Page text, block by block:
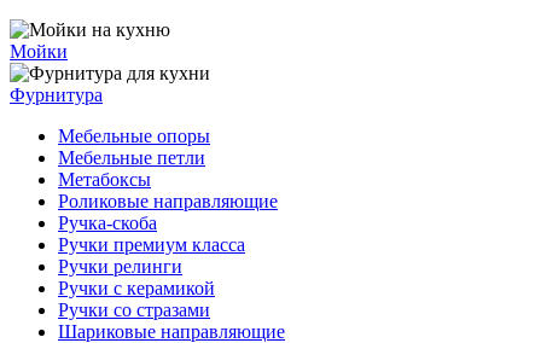
Мойки
Фурнитура
Мебельные опоры
Мебельные петли
Метабоксы
Роликовые направляющие
Ручка-скоба
Ручки премиум класса
Ручки релинги
Ручки с керамикой
Ручки со стразами
Шариковые направляющие